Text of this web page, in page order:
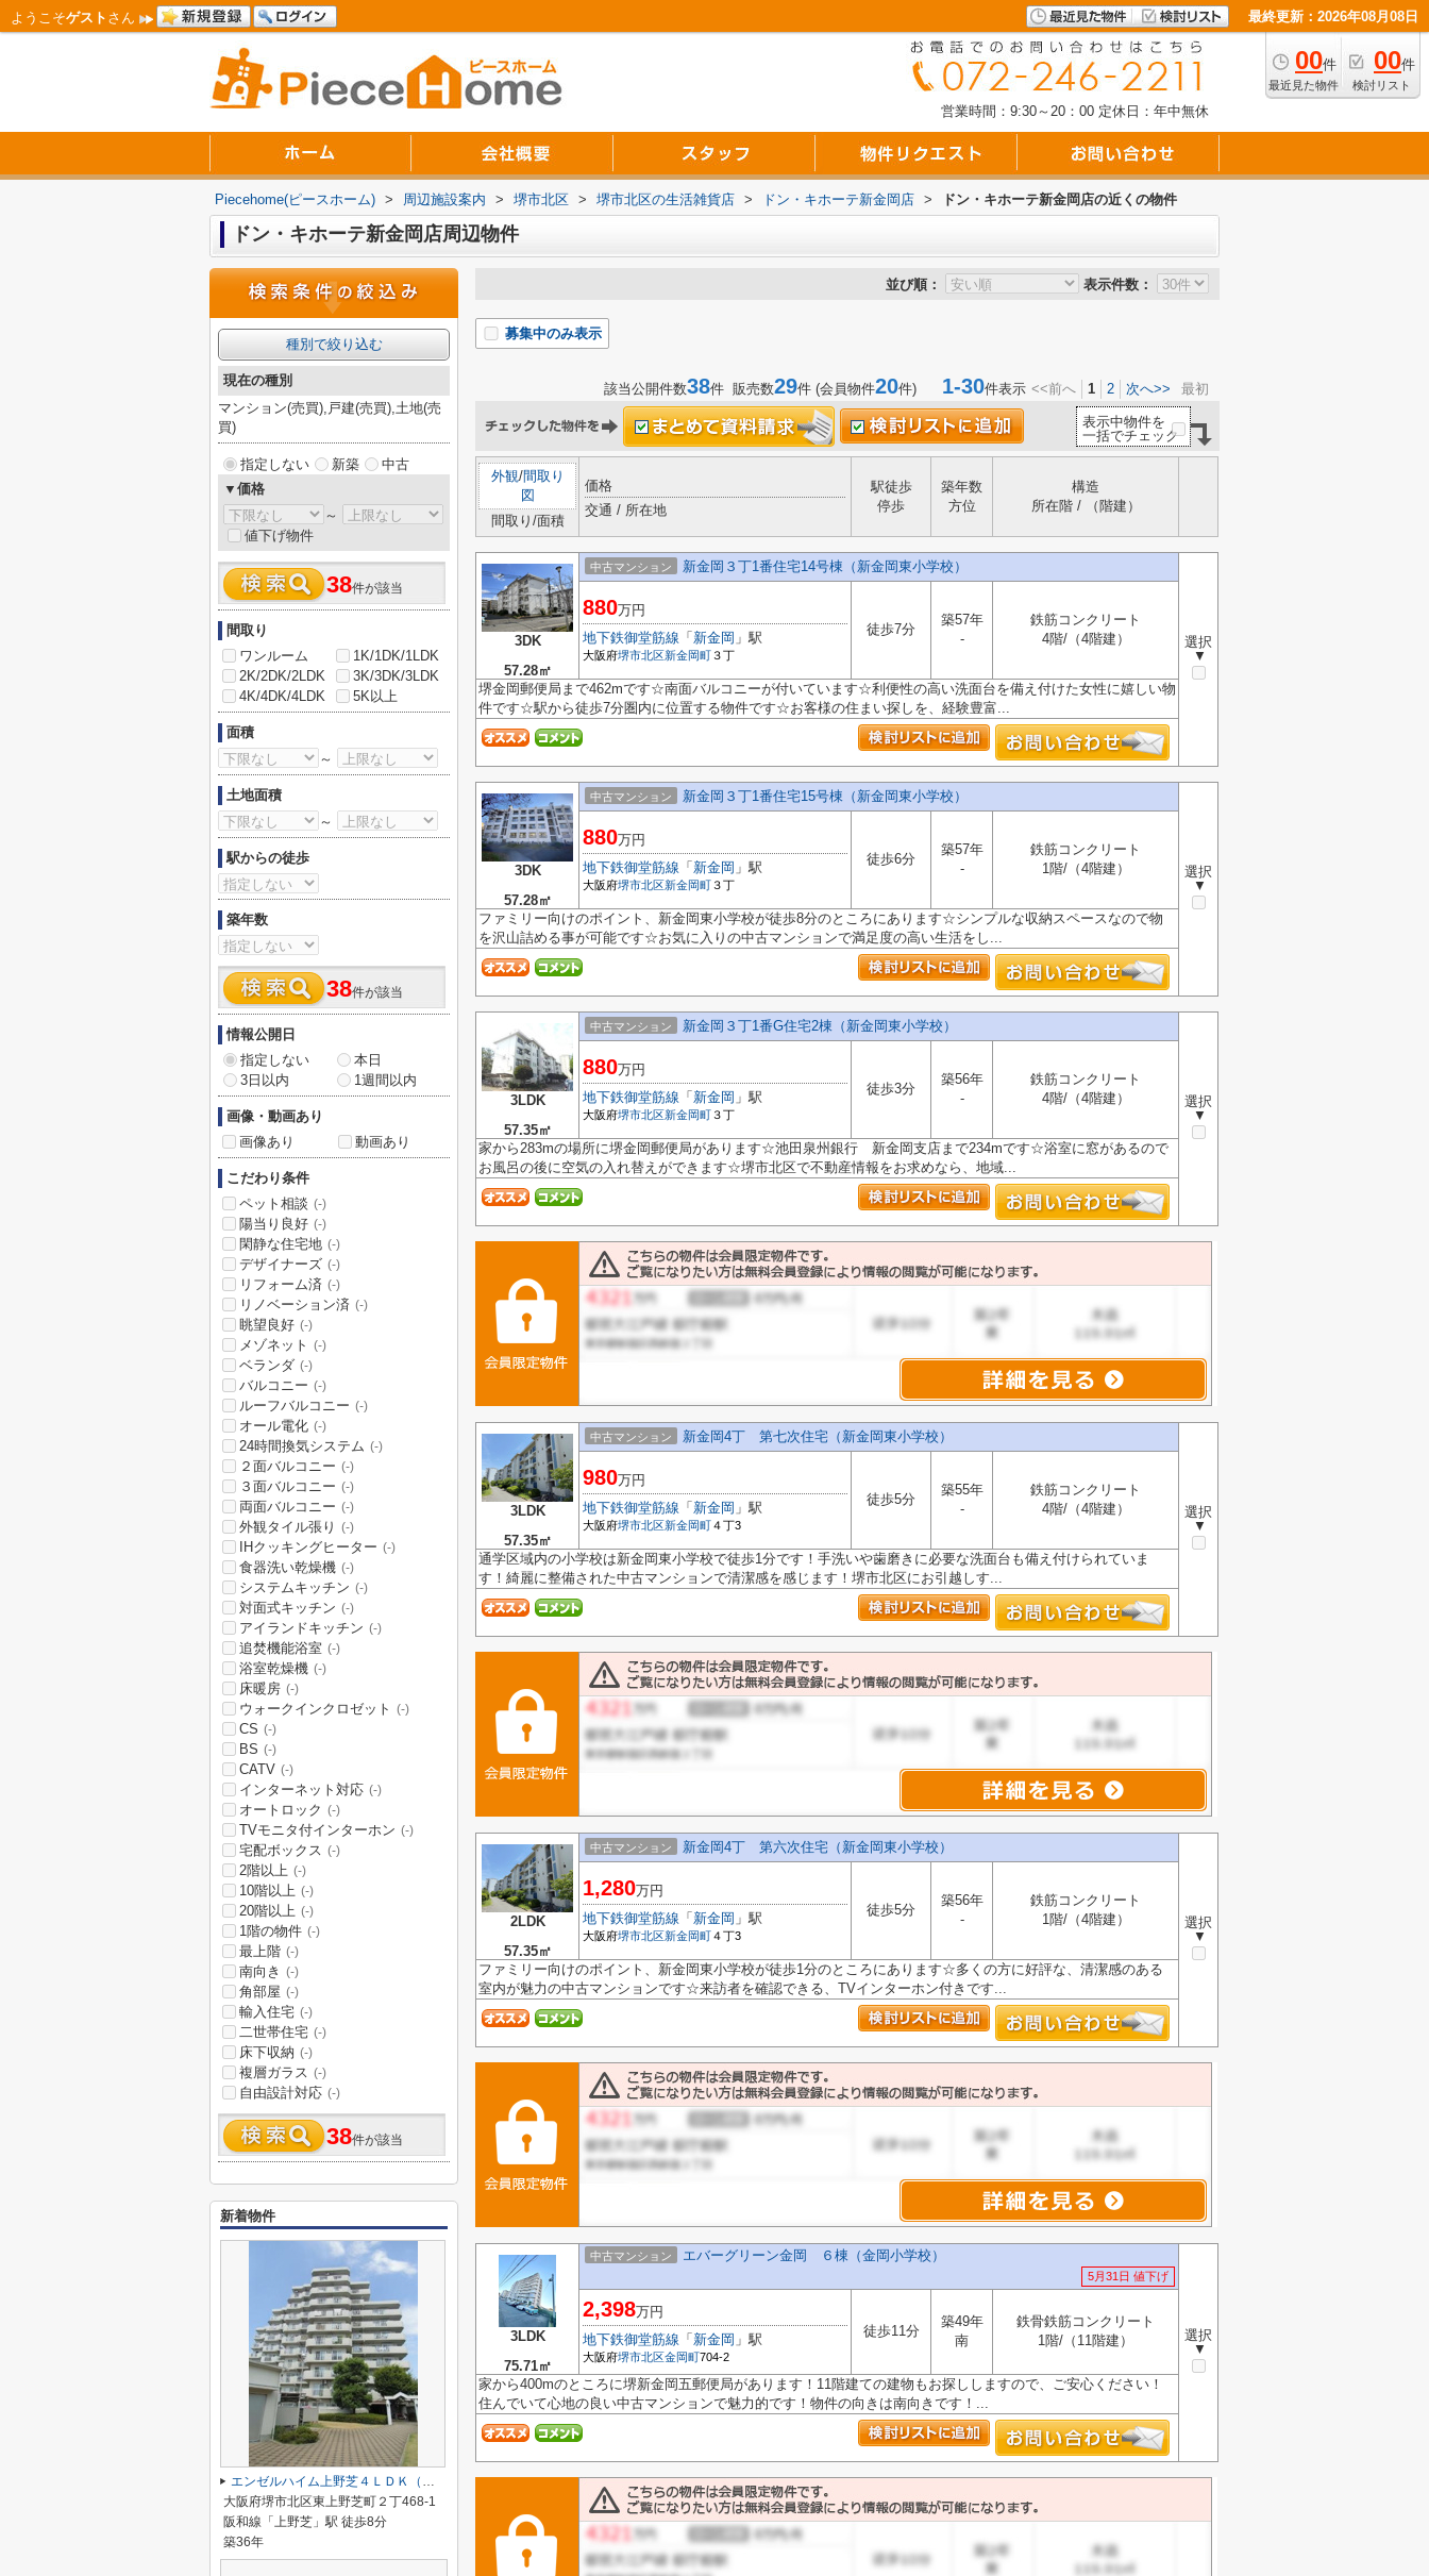
ようこそゲスト さん 最終更新：2026年08月08日
00件
最近見た物件
00件
検討リスト
営業時間：9:30～20：00 定休日：年中無休
Piecehome(ピースホーム) > 周辺施設案内 > 堺市北区 > 堺市北区の生活雑貨店 > ドン・キホーテ新金岡店 > ドン・キホーテ新金岡店の近くの物件
ドン・キホーテ新金岡店周辺物件
並び順： 表示件数：
募集中のみ表示
該当公開件数38件 販売数29件 (会員物件20件) 1-30件表示 <<前へ 1 2 次へ>> 最初
表示中物件を
一括でチェック
外観/間取り
図
間取り/面積
価格
交通 / 所在地
駅徒歩
停歩
築年数
方位
構造
所在階 / （階建）
3DK
57.28㎡
中古マンション 新金岡３丁1番住宅14号棟（新金岡東小学校）
選択
▼
880万円
地下鉄御堂筋線 「 新金岡 」駅
大阪府堺市北区 新金岡町 ３丁
徒歩7分
築57年
-
鉄筋コンクリート
4階/（4階建）
堺金岡郵便局まで462mです☆南面バルコニーが付いています☆利便性の高い洗面台を備え付けた女性に嬉しい物
件です☆駅から徒歩7分圏内に位置する物件です☆お客様の住まい探しを、経験豊富...
3DK
57.28㎡
中古マンション 新金岡３丁1番住宅15号棟（新金岡東小学校）
選択
▼
880万円
地下鉄御堂筋線 「 新金岡 」駅
大阪府堺市北区 新金岡町 ３丁
徒歩6分
築57年
-
鉄筋コンクリート
1階/（4階建）
ファミリー向けのポイント、新金岡東小学校が徒歩8分のところにあります☆シンプルな収納スペースなので物
を沢山詰める事が可能です☆お気に入りの中古マンションで満足度の高い生活をし...
3LDK
57.35㎡
中古マンション 新金岡３丁1番G住宅2棟（新金岡東小学校）
選択
▼
880万円
地下鉄御堂筋線 「 新金岡 」駅
大阪府堺市北区 新金岡町 ３丁
徒歩3分
築56年
-
鉄筋コンクリート
4階/（4階建）
家から283mの場所に堺金岡郵便局があります☆池田泉州銀行 新金岡支店まで234mです☆浴室に窓があるので
お風呂の後に空気の入れ替えができます☆堺市北区で不動産情報をお求めなら、地域...
3LDK
57.35㎡
中古マンション 新金岡4丁 第七次住宅（新金岡東小学校）
選択
▼
980万円
地下鉄御堂筋線 「 新金岡 」駅
大阪府堺市北区 新金岡町 ４丁3
徒歩5分
築55年
-
鉄筋コンクリート
4階/（4階建）
通学区域内の小学校は新金岡東小学校で徒歩1分です！手洗いや歯磨きに必要な洗面台も備え付けられていま
す！綺麗に整備された中古マンションで清潔感を感じます！堺市北区にお引越しす...
2LDK
57.35㎡
中古マンション 新金岡4丁 第六次住宅（新金岡東小学校）
選択
▼
1,280万円
地下鉄御堂筋線 「 新金岡 」駅
大阪府堺市北区 新金岡町 ４丁3
徒歩5分
築56年
-
鉄筋コンクリート
1階/（4階建）
ファミリー向けのポイント、新金岡東小学校が徒歩1分のところにあります☆多くの方に好評な、清潔感のある
室内が魅力の中古マンションです☆来訪者を確認できる、TVインターホン付きです...
3LDK
75.71㎡
中古マンション エバーグリーン金岡 ６棟（金岡小学校）
5月31日 値下げ
選択
▼
2,398万円
地下鉄御堂筋線 「 新金岡 」駅
大阪府堺市北区金岡町704-2
徒歩11分
築49年
南
鉄骨鉄筋コンクリート
1階/（11階建）
家から400mのところに堺新金岡五郵便局があります！11階建ての建物もお探ししますので、ご安心ください！
住んでいて心地の良い中古マンションで魅力的です！物件の向きは南向きです！...
種別で絞り込む
現在の種別
マンション(売買),戸建(売買),土地(売
買)
指定しない 新築
中古
▼価格
～
値下げ物件
38件が該当
間取り
ワンルーム
1K/1DK/1LDK
2K/2DK/2LDK
3K/3DK/3LDK
4K/4DK/4LDK
5K以上
面積
～
土地面積
～
駅からの徒歩
築年数
38件が該当
情報公開日
指定しない
本日
3日以内
1週間以内
画像・動画あり
画像あり
動画あり
こだわり条件
ペット相談 (-)
陽当り良好 (-)
閑静な住宅地 (-)
デザイナーズ (-)
リフォーム済 (-)
リノベーション済 (-)
眺望良好 (-)
メゾネット (-)
ベランダ (-)
バルコニー (-)
ルーフバルコニー (-)
オール電化 (-)
24時間換気システム (-)
２面バルコニー (-)
３面バルコニー (-)
両面バルコニー (-)
外観タイル張り (-)
IHクッキングヒーター (-)
食器洗い乾燥機 (-)
システムキッチン (-)
対面式キッチン (-)
アイランドキッチン (-)
追焚機能浴室 (-)
浴室乾燥機 (-)
床暖房 (-)
ウォークインクロゼット (-)
CS (-)
BS (-)
CATV (-)
インターネット対応 (-)
オートロック (-)
TVモニタ付インターホン (-)
宅配ボックス (-)
2階以上 (-)
10階以上 (-)
20階以上 (-)
1階の物件 (-)
最上階 (-)
南向き (-)
角部屋 (-)
輸入住宅 (-)
二世帯住宅 (-)
床下収納 (-)
複層ガラス (-)
自由設計対応 (-)
38件が該当
新着物件
エンゼルハイム上野芝４ＬＤＫ（西百舌鳥小学校）
大阪府堺市北区東上野芝町２丁468-1
阪和線「上野芝」駅 徒歩8分
築36年